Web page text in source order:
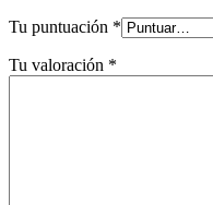
Tu puntuación *
Tu valoración *